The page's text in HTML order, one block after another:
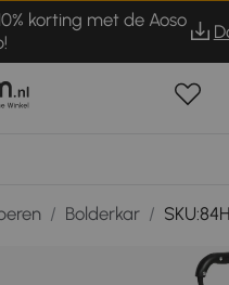
korting met de Aoso
/ Bolderkar /